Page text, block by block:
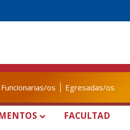
Funcionarias/os Egresadas/os
FACULTAD